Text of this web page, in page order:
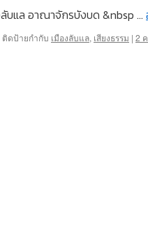
บแล อาณาจักรบังบด &nbsp …
ติดป้ายกำกับ เมืองลับแล, เสียงธรรม | 2